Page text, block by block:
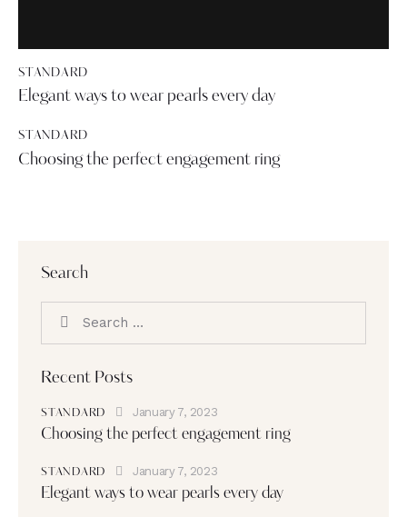
STANDARD
Elegant ways to wear pearls every day
STANDARD
Choosing the perfect engagement ring
Search
Recent Posts
STANDARD January 7, 2023
Choosing the perfect engagement ring
STANDARD January 7, 2023
Elegant ways to wear pearls every day